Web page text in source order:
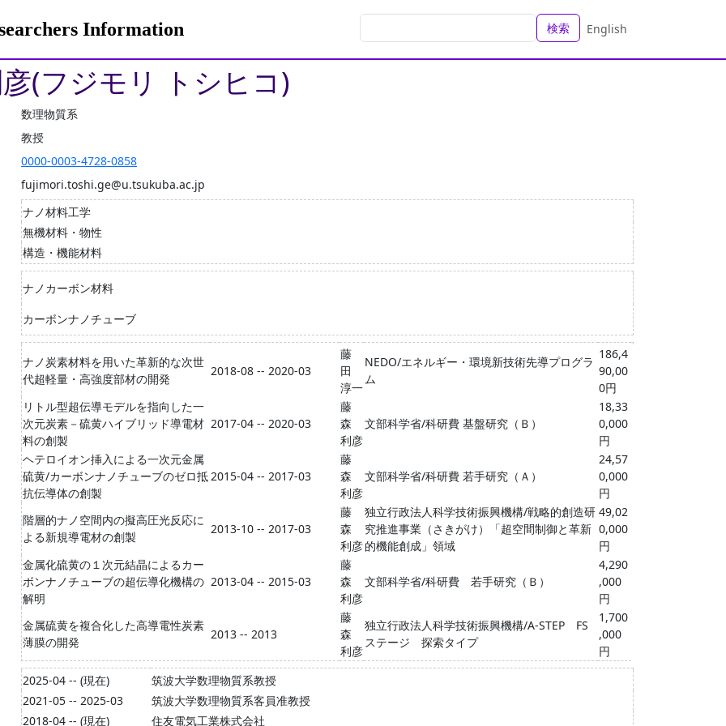
Information 検索 English
(フジモリ トシヒコ)
数理物質系
教授
0000-0003-4728-0858
fujimori.toshi.ge@u.tsukuba.ac.jp
ナノ材料工学
無機材料・物性
構造・機能材料
ナノカーボン材料
カーボンナノチューブ
ナノ炭素材料を用いた革新的な次世
代超軽量・高強度部材の開発
2018-08 -- 2020-03
藤
田
淳一
NEDO/エネルギー・環境新技術先導プログラ
ム
186,4
90,00
0円
リトル型超伝導モデルを指向した一
次元炭素－硫黄ハイブリッド導電材
料の創製
2017-04 -- 2020-03
藤
森
利彦
文部科学省/科研費 基盤研究（Ｂ）
18,33
0,000
円
ヘテロイオン挿入による一次元金属
硫黄/カーボンナノチューブのゼロ抵
抗伝導体の創製
2015-04 -- 2017-03
藤
森
利彦
文部科学省/科研費 若手研究（Ａ）
24,57
0,000
円
階層的ナノ空間内の擬高圧光反応に
よる新規導電材の創製
2013-10 -- 2017-03
藤
森
利彦
独立行政法人科学技術振興機構/戦略的創造研
究推進事業（さきがけ）「超空間制御と革新
的機能創成」領域
49,02
0,000
円
金属化硫黄の１次元結晶によるカー
ボンナノチューブの超伝導化機構の
解明
2013-04 -- 2015-03
藤
森
利彦
文部科学省/科研費 若手研究（Ｂ）
4,290
,000
円
金属硫黄を複合化した高導電性炭素
薄膜の開発
2013 -- 2013
藤
森
利彦
独立行政法人科学技術振興機構/A-STEP FS
ステージ 探索タイプ
1,700
,000
円
2025-04 -- (現在)
筑波大学数理物質系教授
2021-05 -- 2025-03
筑波大学数理物質系客員准教授
2018-04 -- (現在)
住友電気工業株式会社